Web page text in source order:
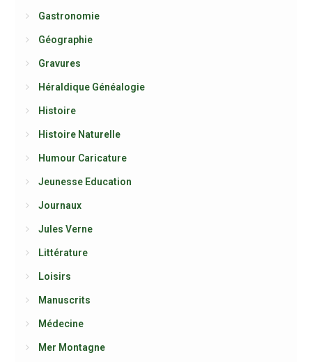
Gastronomie
Géographie
Gravures
Héraldique Généalogie
Histoire
Histoire Naturelle
Humour Caricature
Jeunesse Education
Journaux
Jules Verne
Littérature
Loisirs
Manuscrits
Médecine
Mer Montagne